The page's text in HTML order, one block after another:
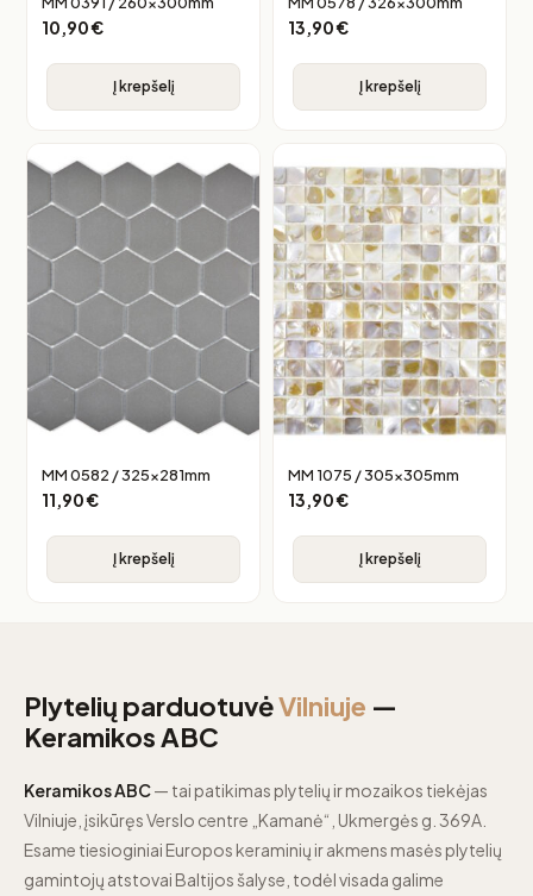
10,90€
Į krepšelį
13,90€
Į krepšelį
MM 0582 / 325x281mm
11,90€
Į krepšelį
MM 1075 / 305x305mm
13,90€
Į krepšelį
Plytelių parduotuvėVilniuje —
Keramikos ABC
Keramikos ABC— tai patikimas plytelių ir mozaikos tiekėjas
Vilniuje, įsikūręs Verslo centre „Kamanė“, Ukmergės g. 369A.
Esame tiesioginiai Europos keraminių ir akmens masės plytelių
gamintojų atstovai Baltijos šalyse, todėl visada galime